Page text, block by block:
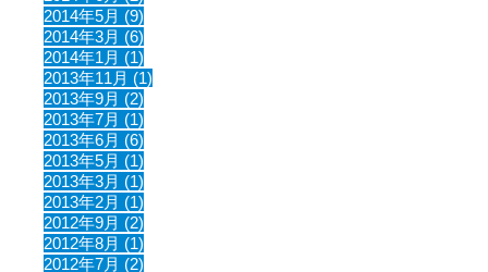
2014年5月 (9)
2014年3月 (6)
2014年1月 (1)
2013年11月 (1)
2013年9月 (2)
2013年7月 (1)
2013年6月 (6)
2013年5月 (1)
2013年3月 (1)
2013年2月 (1)
2012年9月 (2)
2012年8月 (1)
2012年7月 (2)